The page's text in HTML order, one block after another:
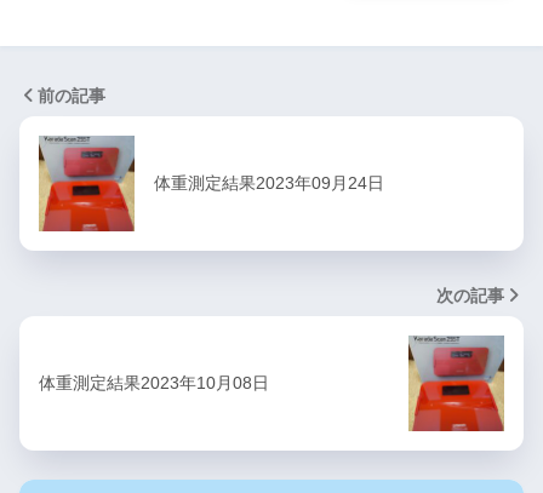
前の記事
体重測定結果2023年09月24日
次の記事
体重測定結果2023年10月08日